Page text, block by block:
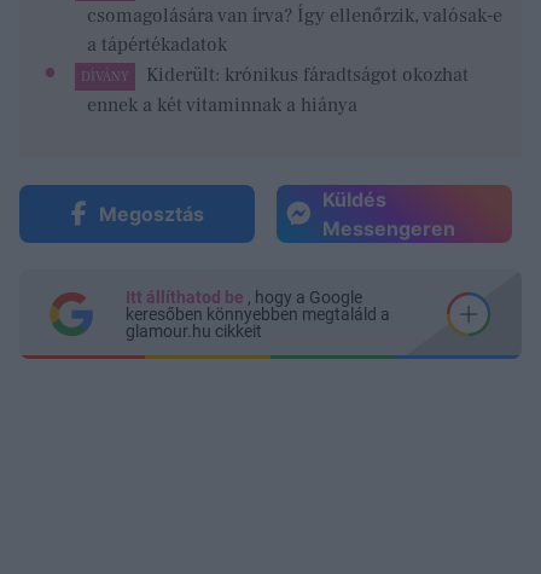
csomagolására van írva? Így ellenőrzik, valósak-e
a tápértékadatok
DÍVÁNY
Kiderült: krónikus fáradtságot okozhat
ennek a két vitaminnak a hiánya
Megosztás
Küldés
Messengeren
Itt állíthatod be , hogy a Google
keresőben könnyebben megtaláld a
glamour.hu cikkeit